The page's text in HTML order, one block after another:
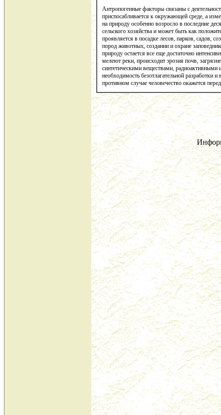
Антропогенные факторы связаны с
приспосабливается к окружающей среде, а
на природу особенно возросло в последние
сельского хозяйства и может быть как
проявляется в посадке лесов, парков, садов,
пород животных, создании и охране
природу остается все еще достаточно
мелеют реки, происходит эрозия почв,
синтетическими веществами,
необходимость безотлагательной разработки
противном случае человечество окажется